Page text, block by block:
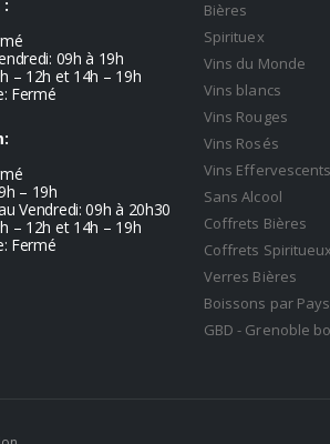
09h à 19h
– 12h et 14h – 19h
Fermé
– 19h
Vendredi: 09h à 20h30
– 12h et 14h – 19h
Fermé
Bières
Spirituex
Vins du Monde
Vins blancs
Vins Rouges
Vins Rosés
Vins
Sans Alcool
Coffrets Bières
Coffrets Spiritueux
Verres Bières
Boissons par Pays
GBD - Grenoble